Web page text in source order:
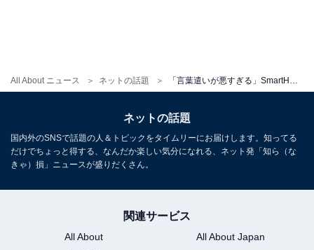
All About ニュース ネットの話題
ネットの話題
国内外のSNSで話題の人＆トピックをタイムリーにお届けします。知ってる
だけでちょっと得する、なんだか楽しい気分になれる、ネット発「知ら（な
きゃ）損」ニュースが盛りだくさん。
関連サービス
All About
All About Japan